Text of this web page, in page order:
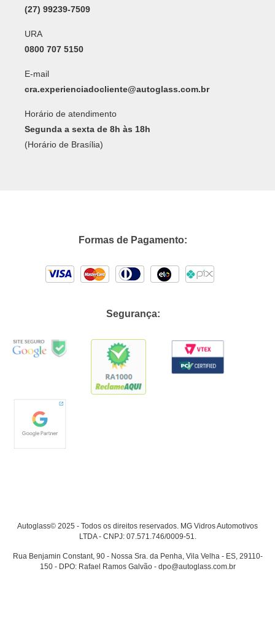
(27) 99239-7509
URA
0800 707 5150
E-mail
cra.experienciadocliente@autoglass.com.br
Horário de atendimento
Segunda a sexta de 8h às 18h
(Horário de Brasília)
Formas de Pagamento:
Segurança:
Autoglass© 2025 - Todos os direitos reservados. MG Vidros Automotivos
LTDA - CNPJ: 07.571.746/0009-51.
Rua Benjamin Constant, 90 - Nossa Sra. da Penha, Vila Velha - ES, 29110-
150 - DPO: Rafael Ramos Galvão - dpo@autoglass.com.br